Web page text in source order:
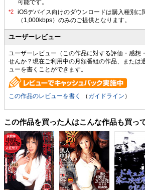
可能です。
ユーザーレビュー
ユーザーレビュー（この作品に対する評価・感想
せんか？現在ご利用中の月額番組の作品、または
ューを書くことができます。
この作品のレビューを書く （ ガイドライン ）
この作品を買った人はこんな作品も買っ